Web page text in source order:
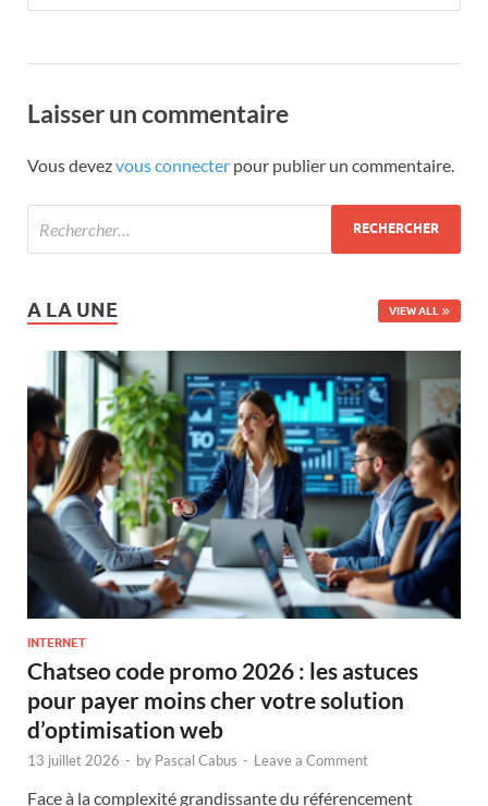
Laisser un commentaire
Vous devezvous connecter pour publier un commentaire.
A LA UNE VIEW ALL
INTERNET
Chatseo code promo 2026 : les astuces
pour payer moins cher votre solution
d’optimisation web
13 juillet 2026 - by Pascal Cabus - Leave a Comment
Face à la complexité grandissante du référencement